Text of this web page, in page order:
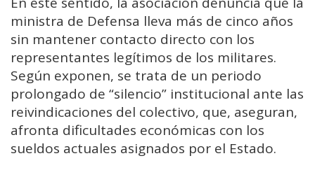
ministra de Defensa lleva más de cinco años
sin mantener contacto directo con los
representantes legítimos de los militares.
Según exponen, se trata de un periodo
prolongado de “silencio” institucional ante las
reivindicaciones del colectivo, que, aseguran,
afronta dificultades económicas con los
sueldos actuales asignados por el Estado.